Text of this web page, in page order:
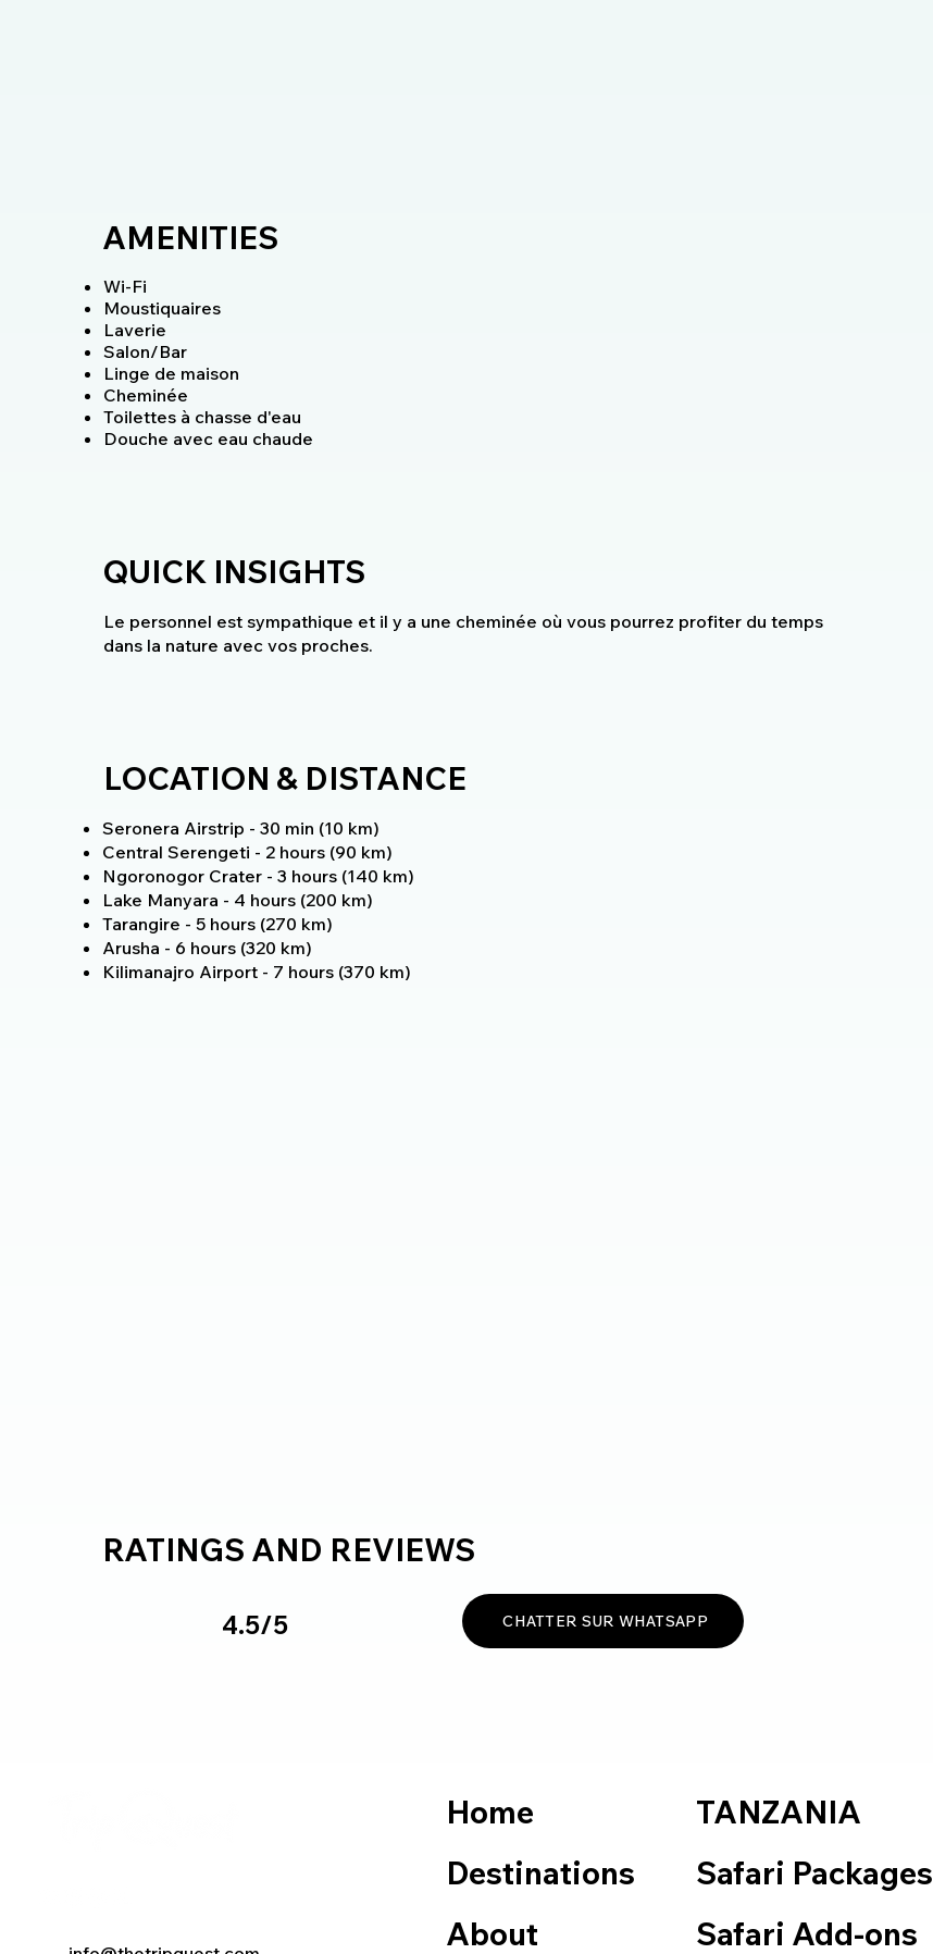
AMENITIES
Wi-Fi
Moustiquaires
Laverie
Salon/Bar
Linge de maison
Cheminée
Toilettes à chasse d'eau
Douche avec eau chaude
QUICK INSIGHTS
Le personnel est sympathique et il y a une cheminée où vous pourrez profiter du temps
dans la nature avec vos proches.
LOCATION & DISTANCE
Seronera Airstrip - 30 min (10 km)
Central Serengeti - 2 hours (90 km)
Ngoronogor Crater - 3 hours (140 km)
Lake Manyara - 4 hours (200 km)
Tarangire - 5 hours (270 km)
Arusha - 6 hours (320 km)
Kilimanajro Airport - 7 hours (370 km)
RATINGS AND REVIEWS
4.5/5 CHATTER SUR WHATSAPP
Home
Destinations
About
TANZANIA
Safari Packages
Safari Add-ons